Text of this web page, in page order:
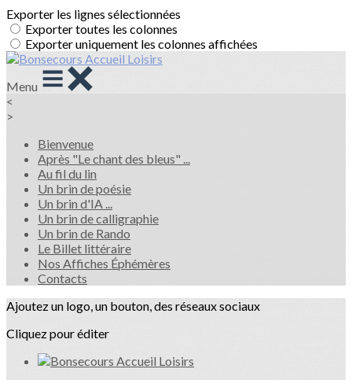
Exporter les lignes sélectionnées
Exporter toutes les colonnes
Exporter uniquement les colonnes affichées
Menu
<
>
Bienvenue
Après "Le chant des bleus" ...
Au fil du lin
Un brin de poésie
Un brin d'IA ...
Un brin de calligraphie
Un brin de Rando
Le Billet littéraire
Nos Affiches Éphémères
Contacts
Ajoutez un logo, un bouton, des réseaux sociaux
Cliquez pour éditer